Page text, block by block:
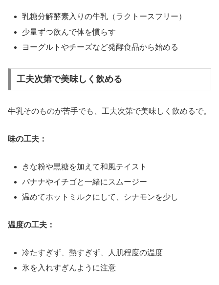
乳糖分解酵素入りの牛乳（ラクトースフリー）
少量ずつ飲んで体を慣らす
ヨーグルトやチーズなど発酵食品から始める
工夫次第で美味しく飲める
牛乳そのものが苦手でも、工夫次第で美味しく飲めるで。
味の工夫：
きな粉や黒糖を加えて和風テイスト
バナナやイチゴと一緒にスムージー
温めてホットミルクにして、シナモンを少し
温度の工夫：
冷たすぎず、熱すぎず、人肌程度の温度
氷を入れすぎんように注意